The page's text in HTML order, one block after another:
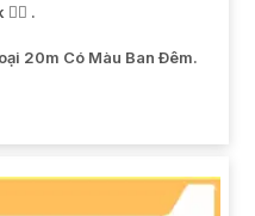
.
20m Có Màu Ban Ðêm.